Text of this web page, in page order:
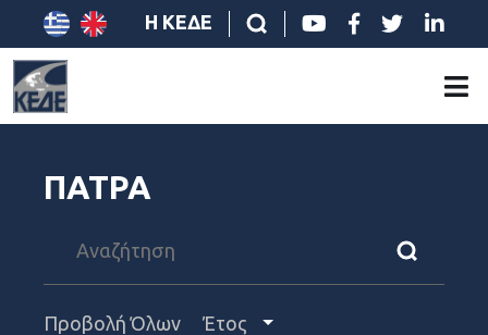
Η ΚΕΔΕ
ΠΑΤΡΑ
Προβολή Όλων Έτος